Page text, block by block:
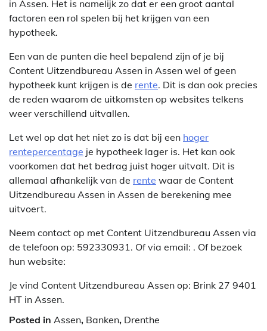
in Assen. Het is namelijk zo dat er een groot aantal
factoren een rol spelen bij het krijgen van een
hypotheek.
Een van de punten die heel bepalend zijn of je bij
Content Uitzendbureau Assen in Assen wel of geen
hypotheek kunt krijgen is de rente. Dit is dan ook precies
de reden waarom de uitkomsten op websites telkens
weer verschillend uitvallen.
Let wel op dat het niet zo is dat bij een hoger
rentepercentage je hypotheek lager is. Het kan ook
voorkomen dat het bedrag juist hoger uitvalt. Dit is
allemaal afhankelijk van de rente waar de Content
Uitzendbureau Assen in Assen de berekening mee
uitvoert.
Neem contact op met Content Uitzendbureau Assen via
de telefoon op: 592330931. Of via email: . Of bezoek
hun website:
Je vind Content Uitzendbureau Assen op: Brink 27 9401
HT in Assen.
Posted in Assen, Banken, Drenthe